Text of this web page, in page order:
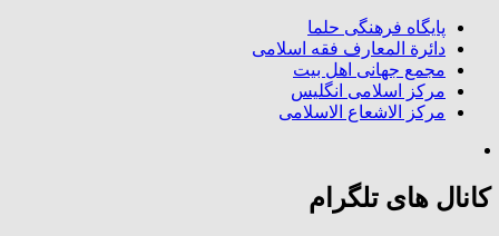
پایگاه فرهنگی حلما
دائرة المعارف فقه اسلامی
مجمع جهانی اهل بیت
مرکز اسلامی انگلیس
مرکز الاشعاع الاسلامی
کانال های تلگرام